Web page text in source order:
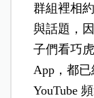
群組裡相
與話題，
子們看巧
App，都
YouTube